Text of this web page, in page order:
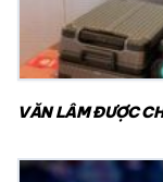
VĂN LÂM ĐƯỢC